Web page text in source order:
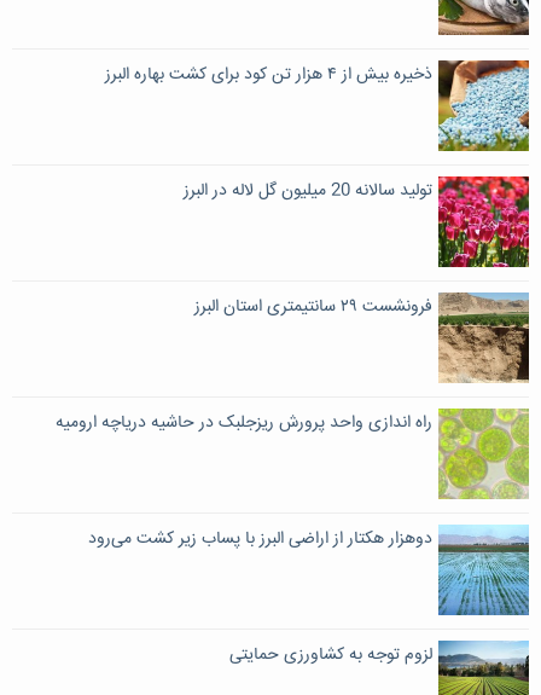
ذخیره بیش از ۴ هزار تن کود برای کشت بهاره البرز
تولید سالانه 20 میلیون گل لاله در البرز
‌فرونشست ٢٩ سانتیمتری استان البرز
راه اندازی واحد پرورش ریزجلبک در حاشیه دریاچه ارومیه
دوهزار هکتار از اراضی البرز با پساب زیر کشت می‌رود
لزوم توجه به کشاورزی حمایتی